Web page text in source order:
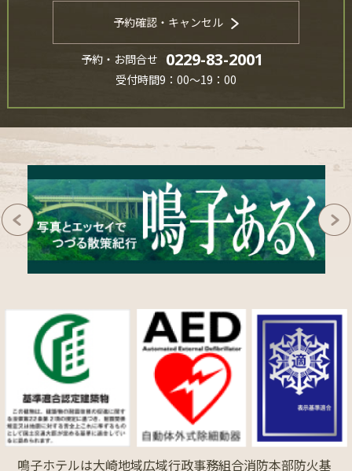
予約確認・キャンセル
予約・お問合せ 0229-83-2001
受付時間9：00～19：00
鳴子ホテルは大崎地域広域行政事務組合消防本部防火基